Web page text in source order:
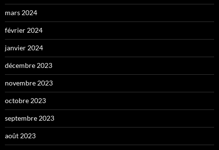
mars 2024
février 2024
janvier 2024
décembre 2023
novembre 2023
octobre 2023
septembre 2023
août 2023